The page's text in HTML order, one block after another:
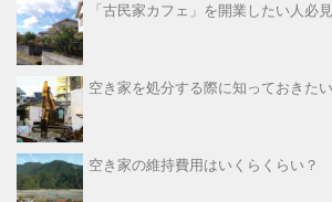
「古民家カフェ」を開業したい人必
空き家を処分する際に知っておきた
空き家の維持費用はいくらくらい？